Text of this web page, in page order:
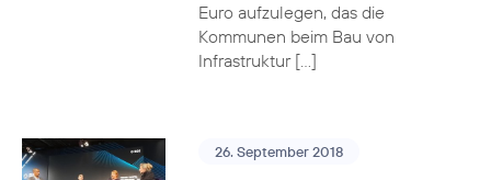
Euro aufzulegen, das die
Kommunen beim Bau von
Infrastruktur […]
26. September 2018